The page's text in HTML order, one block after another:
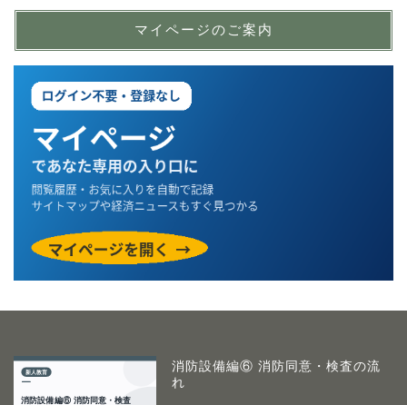
マイページのご案内
消防設備編⑥ 消防同意・検査の流
れ